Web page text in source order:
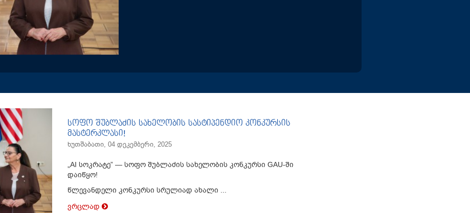
სოფო შუბლაძის სახელობის სასტიპენდიო კონკურსის
მასტერკლასი!
ხუთშაბათი, 04 დეკემბერი, 2025
„AI სოკრატე” — სოფო შუბლაძის სახელობის კონკურსი GAU-ში
დაიწყო!
წლევანდელი კონკურსი სრულიად ახალი ...
ვრცლად